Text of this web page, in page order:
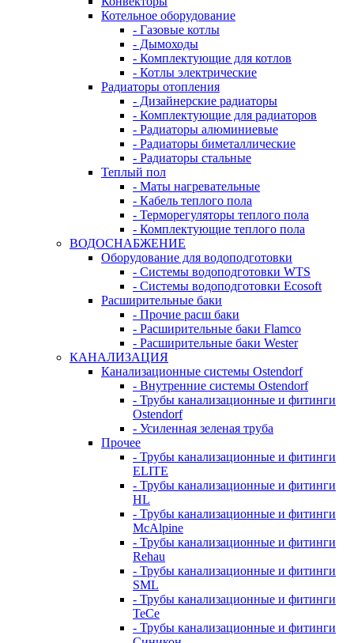
Котельное оборудование
- Газовые котлы
- Дымоходы
- Комплектующие для котлов
- Котлы электрические
Радиаторы отопления
- Дизайнерские радиаторы
- Комплектующие для радиаторов
- Радиаторы алюминиевые
- Радиаторы биметаллические
- Радиаторы стальные
Теплый пол
- Маты нагревательные
- Кабель теплого пола
- Терморегуляторы теплого пола
- Комплектующие теплого пола
ВОДОСНАБЖЕНИЕ
Оборудование для водоподготовки
- Системы водоподготовки WTS
- Системы водоподготовки Ecosoft
Расширительные баки
- Прочие расш баки
- Расширительные баки Flamco
- Расширительные баки Wester
КАНАЛИЗАЦИЯ
Канализационные системы Ostendorf
- Внутренние системы Ostendorf
- Трубы канализационные и фитинги
Ostendorf
- Усиленная зеленая труба
Прочее
- Трубы канализационные и фитинги
ELITE
- Трубы канализационные и фитинги
HL
- Трубы канализационные и фитинги
McAlpine
- Трубы канализационные и фитинги
Rehau
- Трубы канализационные и фитинги
SML
- Трубы канализационные и фитинги
TeCe
- Трубы канализационные и фитинги